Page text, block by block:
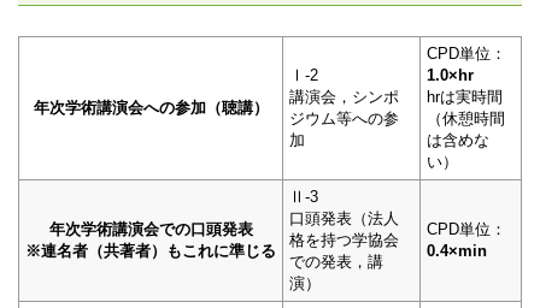
年次学術講演会への参加（聴講）
Ⅰ-2
講演会，シンポ
ジウム等への参
加
CPD単位：
1.0×hr
hrは実時間
（休憩時間
は含めな
い）
年次学術講演会での口頭発表
※連名者（共著者）もこれに準じる
Ⅱ-3
口頭発表（法人
格を持つ学協会
での発表，講
演）
CPD単位：
0.4×min